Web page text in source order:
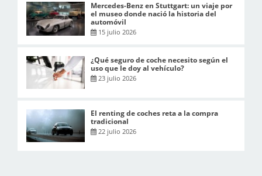
Mercedes-Benz en Stuttgart: un viaje por
el museo donde nació la historia del
automóvil
15 julio 2026
¿Qué seguro de coche necesito según el
uso que le doy al vehículo?
23 julio 2026
El renting de coches reta a la compra
tradicional
22 julio 2026